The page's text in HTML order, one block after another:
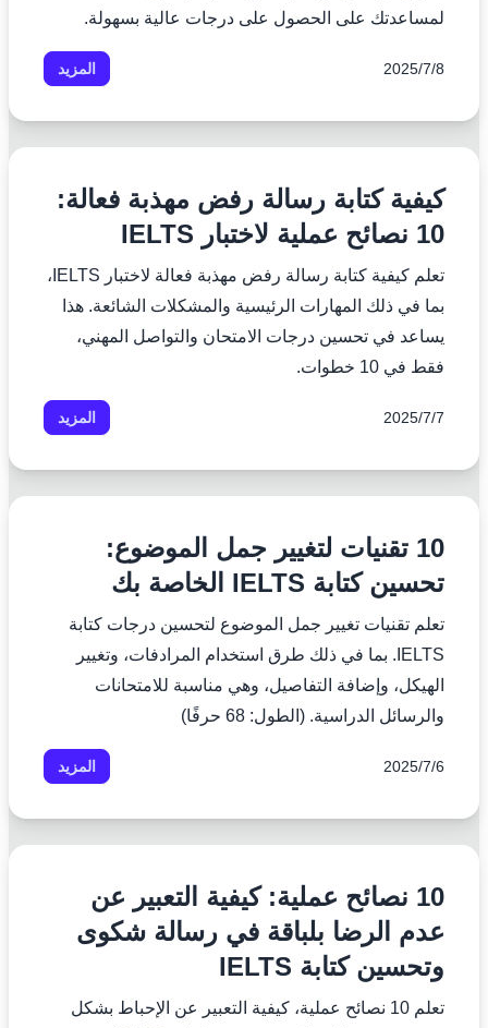
لمساعدتك على الحصول على درجات عالية بسهولة.
8‏/7‏/2025 المزيد
كيفية كتابة رسالة رفض مهذبة فعالة:
10 نصائح عملية لاختبار IELTS
تعلم كيفية كتابة رسالة رفض مهذبة فعالة لاختبار IELTS،
بما في ذلك المهارات الرئيسية والمشكلات الشائعة. هذا
يساعد في تحسين درجات الامتحان والتواصل المهني،
فقط في 10 خطوات.
7‏/7‏/2025 المزيد
10 تقنيات لتغيير جمل الموضوع:
تحسين كتابة IELTS الخاصة بك
تعلم تقنيات تغيير جمل الموضوع لتحسين درجات كتابة
IELTS. بما في ذلك طرق استخدام المرادفات، وتغيير
الهيكل، وإضافة التفاصيل، وهي مناسبة للامتحانات
والرسائل الدراسية. (الطول: 68 حرفًا)
6‏/7‏/2025 المزيد
10 نصائح عملية: كيفية التعبير عن
عدم الرضا بلباقة في رسالة شكوى
وتحسين كتابة IELTS
تعلم 10 نصائح عملية، كيفية التعبير عن الإحباط بشكل